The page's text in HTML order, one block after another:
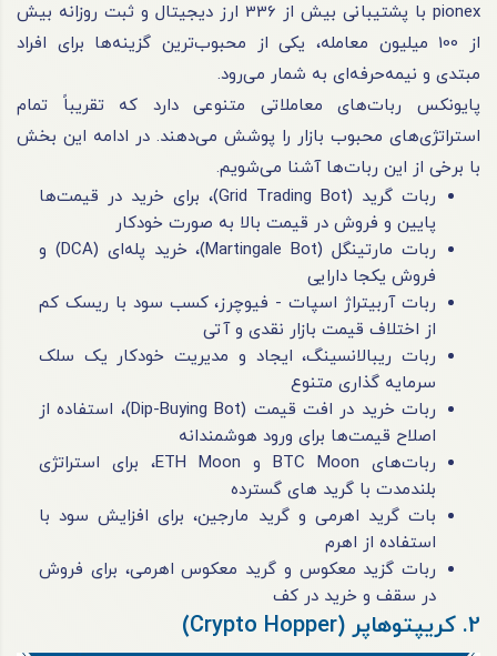
pionex با پشتیبانی بیش از 336 ارز دیجیتال و ثبت روزانه بیش
از 100 میلیون معامله، یکی از محبوب‌ترین گزینه‌ها برای افراد
مبتدی و نیمه‌حرفه‌ای به شمار می‌رود.
پایونکس ربات‌های معاملاتی متنوعی دارد که تقریباً تمام
استراتژی‌های محبوب بازار را پوشش می‌دهند. در ادامه این بخش
با برخی از این ربات‌ها آشنا می‌شویم.
ربات گرید (Grid Trading Bot)، برای خرید در قیمت‌ها
پایین و فروش در قیمت بالا به صورت خودکار
ربات مارتینگل (Martingale Bot)، خرید پله‌ای (DCA) و
فروش یکجا دارایی
ربات آربیتراژ اسپات - فیوچرز، کسب سود با ریسک کم
از اختلاف قیمت بازار نقدی و آتی
ربات ریبالانسینگ، ایجاد و مدیریت خودکار یک سلک
سرمایه گذاری متنوع
ربات خرید در افت قیمت (Dip-Buying Bot)، استفاده از
اصلاح قیمت‌ها برای ورود هوشمندانه
ربات‌های BTC Moon و ETH Moon، برای استراتژی
بلندمدت با گرید های گسترده
بات گرید اهرمی و گرید مارجین، برای افزایش سود با
استفاده از اهرم
ربات گزید معکوس و گرید معکوس اهرمی، برای فروش
در سقف و خرید در کف
2. کریپتوهاپر (Crypto Hopper)